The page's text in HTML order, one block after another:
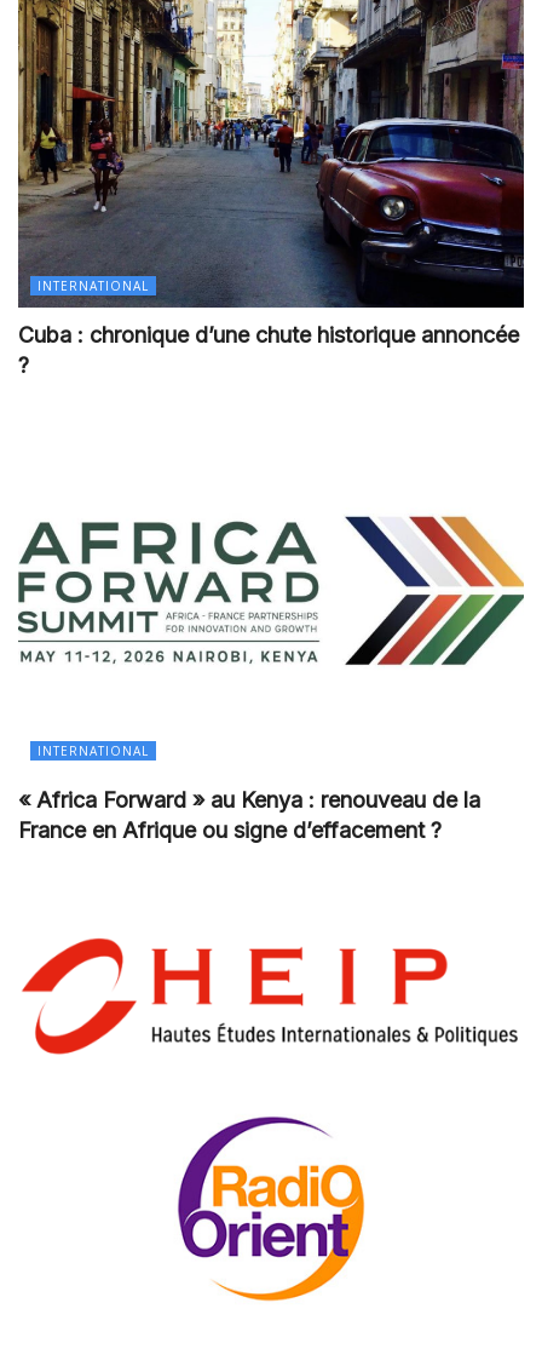
INTERNATIONAL
Cuba : chronique d’une chute historique annoncée
?
INTERNATIONAL
« Africa Forward » au Kenya : renouveau de la
France en Afrique ou signe d’effacement ?